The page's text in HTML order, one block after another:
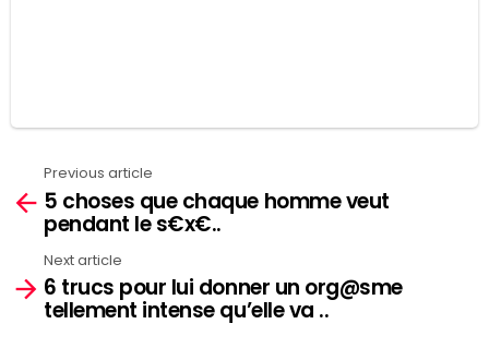
See
more
Previous article
5 choses que chaque homme veut
pendant le s€x€..
Next article
6 trucs pour lui donner un org@sme
tellement intense qu’elle va ..